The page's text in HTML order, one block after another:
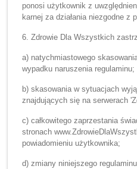
ponosi użytkownik z
karnej za działania niezgodne z
6. Zdrowie Dla Wszystkich
a) natychmiastowego
wypadku naruszenia regulaminu;
b) skasowania w sytuacjach
znajdujących się na serwerach
c) całkowitego zaprzestania
stronach
powiadomieniu użytkownika;
d) zmiany niniejszego